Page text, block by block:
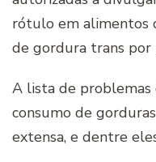
rótulo em alimentos
de gordura trans por
A lista de problemas
consumo de
extensa, e dentre